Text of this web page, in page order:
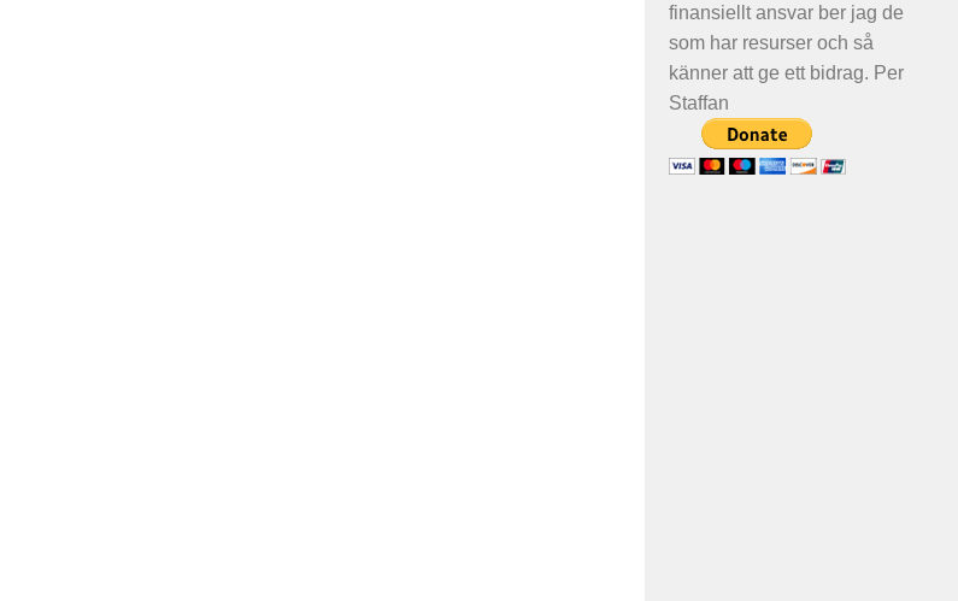
finansiellt ansvar ber jag de
som har resurser och så
känner att ge ett bidrag. Per
Staffan